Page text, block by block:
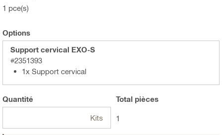
1 pce(s)
Options
Support cervical EXO-S
#2351393
1x Support cervical
Quantité
Kits
Total pièces
1